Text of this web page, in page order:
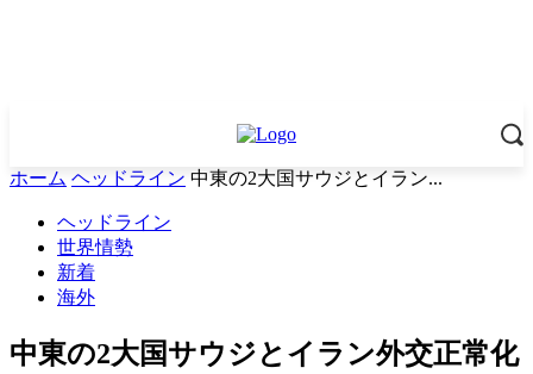
ホーム ヘッドライン 中東の2大国サウジとイラン...
ヘッドライン
世界情勢
新着
海外
中東の2大国サウジとイラン外交正常化